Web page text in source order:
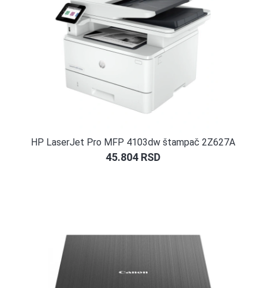
HP LaserJet Pro MFP 4103dw štampač 2Z627A
45.804 RSD